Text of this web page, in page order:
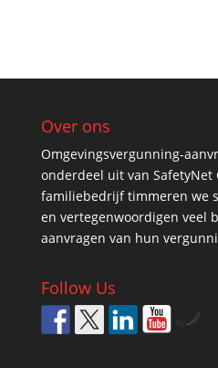
Over ons
Omgevingsvergunning-
onderdeel uit van SafetyNet
familiebedrijf timmeren we
en vertegenwoordigen veel
aanvragen van hun
Follow Us